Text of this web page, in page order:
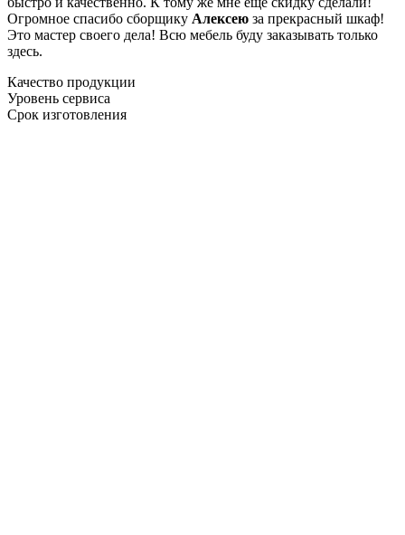
Огромное спасибо сборщику Алексею за прекрасный шкаф!
Это мастер своего дела! Всю мебель буду заказывать только
здесь.
Качество продукции
Уровень сервиса
Срок изготовления